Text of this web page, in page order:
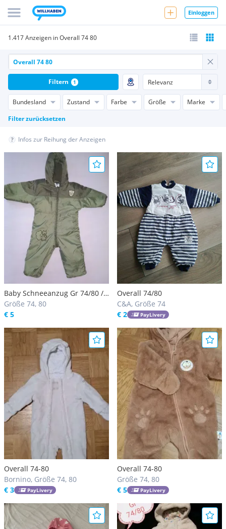
Einloggen
1.417 Anzeigen in Overall 74 80
Bundesland Zustand Farbe Größe
Marke
Filter zurücksetzen
Filtern 1
Infos zur Reihung der Anzeigen
Baby Schneeanzug Gr 74/80 /
Overall Northland Gr 74/80/
Skianzug/ Kleinkind Overall
Größe 74, 80
€ 5
Overall 74/80
C&A, Größe 74
€ 2
PayLivery
Overall 74-80
Bornino, Größe 74, 80
€ 3
PayLivery
Overall 74-80
Größe 74, 80
€ 5
PayLivery